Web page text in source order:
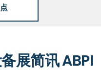
展简讯 ABPI